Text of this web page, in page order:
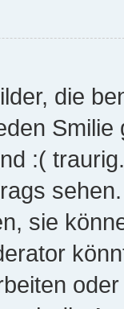
die
:(
sie